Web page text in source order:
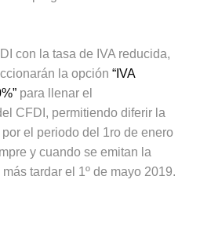
con la tasa de IVA reducida,
la opción “IVA
para llenar el
CFDI, permitiendo diferir la
el periodo del 1ro de enero
y cuando se emitan la
tardar el 1º de mayo 2019.